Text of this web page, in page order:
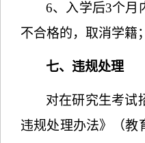
6、入学后3个月
不合格的，取消学籍
七、违规处理
对在研究生考试
违规处理办法》（教